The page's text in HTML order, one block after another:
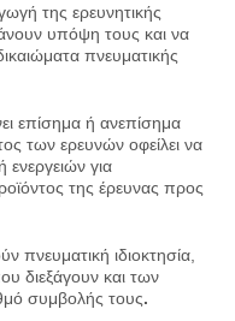
της ερευνητικής
υπόψη τους και να
πνευματικής
επίσημα ή ανεπίσημα
των ερευνών οφείλει να
ενεργειών για
της έρευνας προς
πνευματική ιδιοκτησία,
διεξάγουν και των
συμβολής τους.